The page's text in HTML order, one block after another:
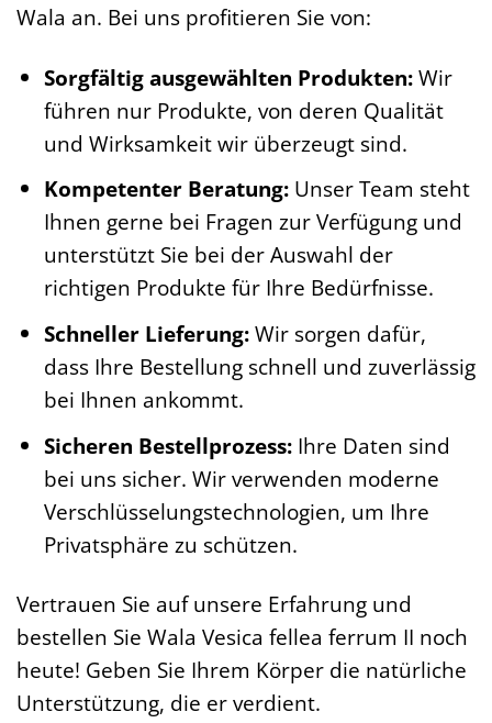
Wala an. Bei uns profitieren Sie von:
Sorgfältig ausgewählten Produkten:Wir
führen nur Produkte, von deren Qualität
und Wirksamkeit wir überzeugt sind.
Kompetenter Beratung:Unser Team steht
Ihnen gerne bei Fragen zur Verfügung und
unterstützt Sie bei der Auswahl der
richtigen Produkte für Ihre Bedürfnisse.
Schneller Lieferung:Wir sorgen dafür,
dass Ihre Bestellung schnell und zuverlässig
bei Ihnen ankommt.
Sicheren Bestellprozess:Ihre Daten sind
bei uns sicher. Wir verwenden moderne
Verschlüsselungstechnologien, um Ihre
Privatsphäre zu schützen.
Vertrauen Sie auf unsere Erfahrung und
bestellen Sie Wala Vesica fellea ferrum II noch
heute! Geben Sie Ihrem Körper die natürliche
Unterstützung, die er verdient.